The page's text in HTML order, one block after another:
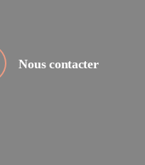
Nous contacter